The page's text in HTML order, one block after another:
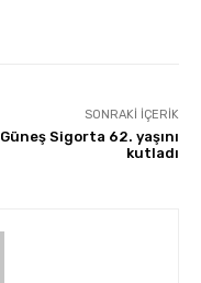
SONRAKI İÇERIK
Güneş Sigorta 62. yaşını
kutladı